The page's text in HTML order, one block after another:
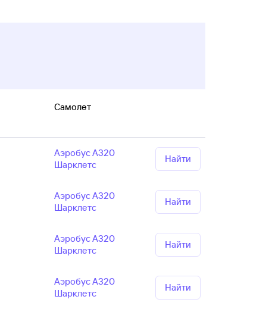
Самолет
Аэробус А320
Шарклетс
Найти
Аэробус А320
Шарклетс
Найти
Аэробус А320
Шарклетс
Найти
Аэробус А320
Шарклетс
Найти